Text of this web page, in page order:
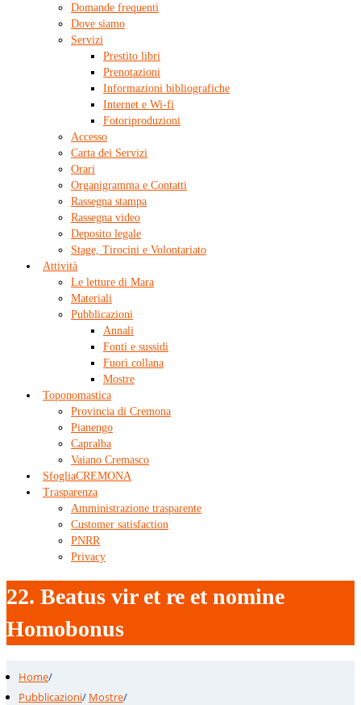
Domande frequenti
Dove siamo
Servizi
Prestito libri
Prenotazioni
Informazioni bibliografiche
Internet e Wi-fi
Fotoriproduzioni
Accesso
Carta dei Servizi
Orari
Organigramma e Contatti
Rassegna stampa
Rassegna video
Deposito legale
Stage, Tirocini e Volontariato
Attività
Le letture di Mara
Materiali
Pubblicazioni
Annali
Fonti e sussidi
Fuori collana
Mostre
Toponomastica
Provincia di Cremona
Pianengo
Capralba
Vaiano Cremasco
SfogliaCREMONA
Trasparenza
Amministrazione trasparente
Customer satisfaction
PNRR
Privacy
22. Beatus vir et re et nomine
Homobonus
Home/
Pubblicazioni/ Mostre/